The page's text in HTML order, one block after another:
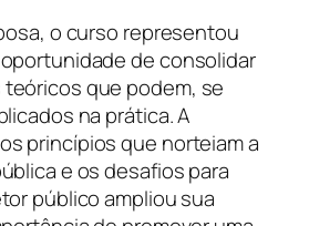
o curso representou
de consolidar
que podem, se
na prática. A
princípios que norteiam a
e os desafios para
público ampliou sua